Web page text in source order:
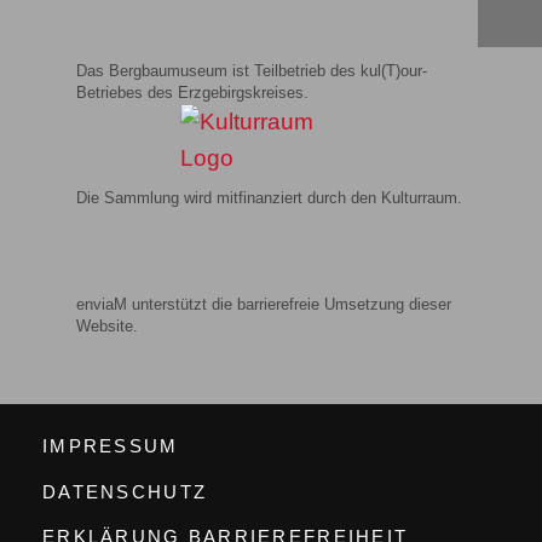
Das Bergbau­museum ist Teilbetrieb des kul(T)our-
Betriebes des Erzgebirgs­kreises.
Die Sammlung wird mitfinanziert durch den Kulturraum.
enviaM unterstützt die barrierefreie Umsetzung dieser
Website.
IMPRESSUM
DATENSCHUTZ
ERKLÄRUNG BARRIEREFREIHEIT